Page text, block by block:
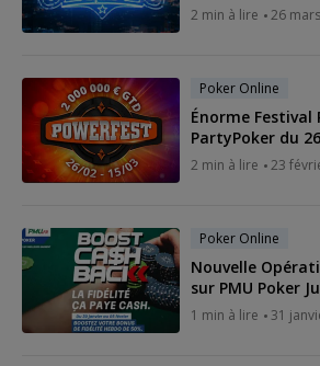
2 min à lire 26
Poker Online
Énorme Festival
PartyPoker du
2 min à lire 23
Poker Online
Nouvelle
sur PMU Poker
1 min à lire 31